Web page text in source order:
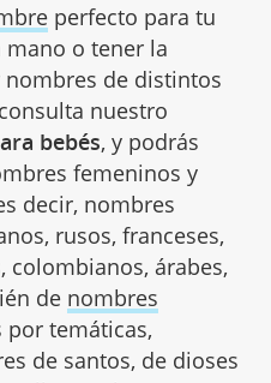
perfecto para tu
mano o tener la
de distintos
nuestro
bebés, y podrás
femeninos y
decir, nombres
rusos, franceses,
colombianos, árabes,
de nombres
temáticas,
de santos, de dioses